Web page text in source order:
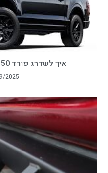
איך לשדרג פורד F150 לטנדר שטח אמיתי
2025